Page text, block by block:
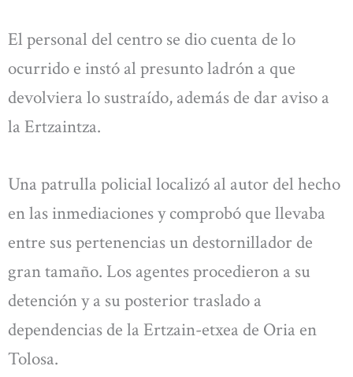
El personal del centro se dio cuenta de lo
ocurrido e instó al presunto ladrón a que
devolviera lo sustraído, además de dar aviso a
la Ertzaintza.
Una patrulla policial localizó al autor del hecho
en las inmediaciones y comprobó que llevaba
entre sus pertenencias un destornillador de
gran tamaño. Los agentes procedieron a su
detención y a su posterior traslado a
dependencias de la Ertzain-etxea de Oria en
Tolosa.